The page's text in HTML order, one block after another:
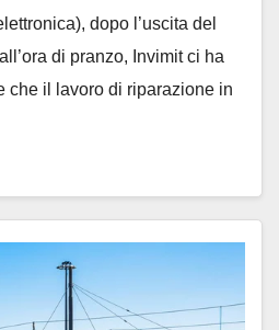
dopo l’uscita del
di pranzo, Invimit ci ha
che il lavoro di riparazione in